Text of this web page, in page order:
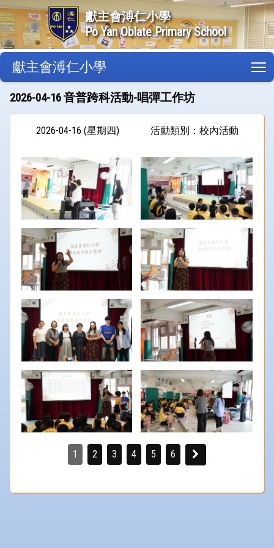
獻主會溥仁小學
Po Yan Oblate Primary School
獻主會溥仁小學
2026-04-16 音普跨科活動-唱彈工作坊
2026-04-16 (星期四) 活動類別：校內活動
1 2 3 4 5 6